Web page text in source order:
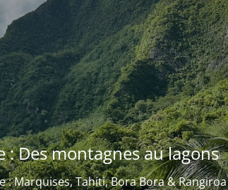
: Des montagnes au lagons
: Marquises, Tahiti, Bora Bora & Rangiroa